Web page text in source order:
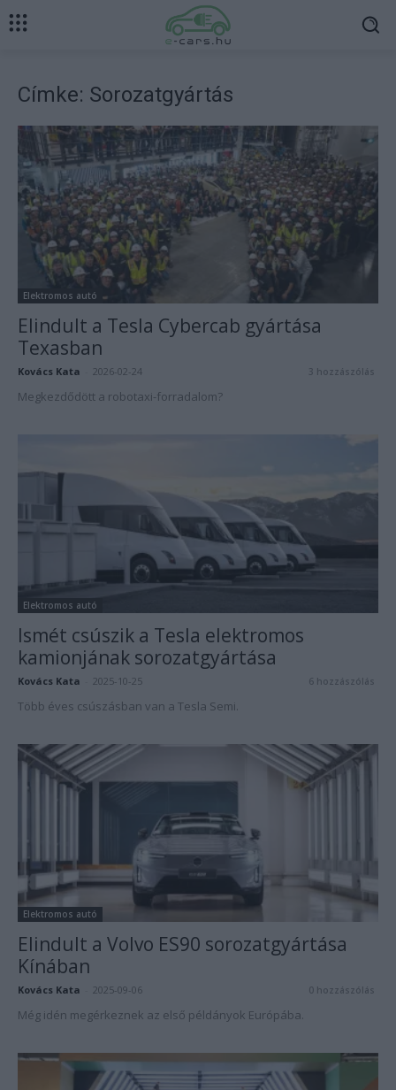
Címke: Sorozatgyártás
Elektromos autó
Elindult a Tesla Cybercab gyártása
Texasban
Kovács Kata 2026-02-24 3 hozzászólás
Megkezdődött a robotaxi-forradalom?
Elektromos autó
Ismét csúszik a Tesla elektromos
kamionjának sorozatgyártása
Kovács Kata 2025-10-25 6 hozzászólás
Több éves csúszásban van a Tesla Semi.
Elektromos autó
Elindult a Volvo ES90 sorozatgyártása
Kínában
Kovács Kata 2025-09-06 0 hozzászólás
Még idén megérkeznek az első példányok Európába.